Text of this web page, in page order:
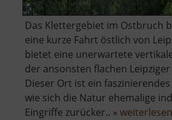
Das Klettergebiet im Ostbruch
eine kurze Fahrt östlich von
bietet eine unerwartete
der ansonsten flachen
Dieser Ort ist ein
wie sich die Natur ehemalige
Eingriffe zurücker.. » weiterlesen